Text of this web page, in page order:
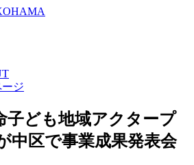
ジ
子ども地域アクタープ
中区で事業成果発表会